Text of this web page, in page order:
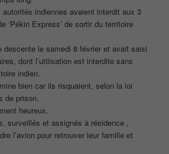
indiennes avaient interdit aux 3
‘Pékin Express’ de sortir du territoire
descente le samedi 8 février et avait saisi
dont l’utilisation est interdite sans
indien.
bien car ils risquaient, selon la loi
de prison.
heureux.
surveillés et assignés à résidence ,
l’avion pour retrouver leur famille et